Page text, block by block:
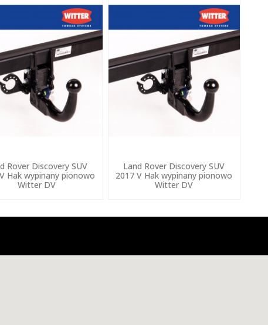
Rover Discovery SUV
Hak wypinany pionowo
Witter DV
Land Rover Discovery SUV
2017 V Hak wypinany pionowo
Witter DV